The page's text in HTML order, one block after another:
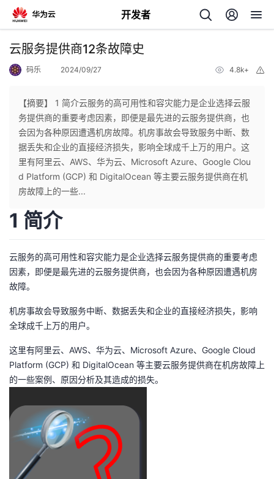
开发者
返
个
人
我
发
我
的
博
我
的
坛
我
圈
子
的
直
我
的
我
云服务提供商12条故障史
码乐 2024/09/27 4.8k+
【摘要】 1 简介云服务的高可用性和容灾能力是企业选择云服
务提供商的重要考虑因素，即便是最先进的云服务提供商，也
会因为各种原因遭遇机房故障。机房事故会导致服务中断、数
据丢失和企业的直接经济损失，影响全球成千上万的用户。这
里有阿里云、AWS、华为云、Microsoft Azure、Google Clou
d Platform (GCP) 和 DigitalOcean 等主要云服务提供商在机
房故障上的一些...
1 简介
云服务的高可用性和容灾能力是企业选择云服务提供商的重要考虑
因素，即便是最先进的云服务提供商，也会因为各种原因遭遇机房
故障。
机房事故会导致服务中断、数据丢失和企业的直接经济损失，影响
全球成千上万的用户。
这里有阿里云、AWS、华为云、Microsoft Azure、Google Cloud
Platform (GCP) 和 DigitalOcean 等主要云服务提供商在机房故障上
的一些案例、原因分析及其造成的损失。